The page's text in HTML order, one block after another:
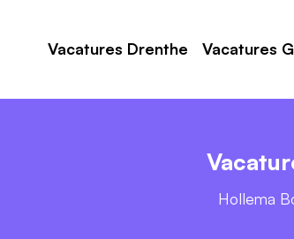
Vacatures Drenthe Vacatures
Hollema